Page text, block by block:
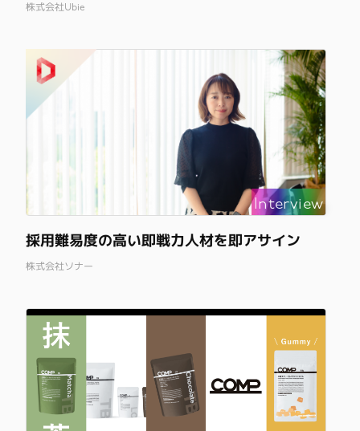
株式会社Ubie
採用難易度の高い即戦力人材を即アサイン
株式会社ソナー
Interview